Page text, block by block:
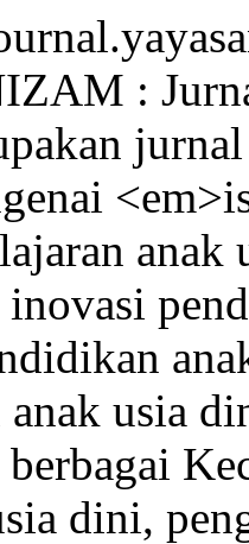
:
anak usia
dini,